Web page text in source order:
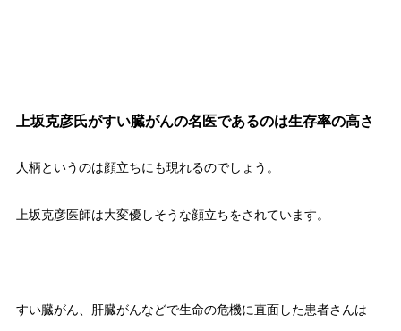
上坂克彦氏がすい臓がんの名医であるのは生存率の高さ
人柄というのは顔立ちにも現れるのでしょう。
上坂克彦医師は大変優しそうな顔立ちをされています。
すい臓がん、肝臓がんなどで生命の危機に直面した患者さんは